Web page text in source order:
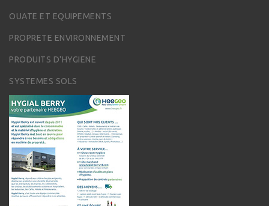
OUATE ET EQUIPEMENTS
PROPRETE ENVIRONNEMENT
PRODUITS D'HYGIENE
SYSTEMES SOLS